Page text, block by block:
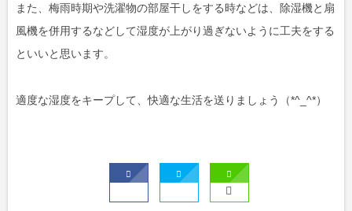
また、梅雨時期や洗濯物の部屋干しをする時などは、除湿機と扇
風機を併用するなどして湿度が上がり過ぎないように工夫をする
といいと思います。
適度な湿度をキープして、快適な生活を送りましょう（*^_^*）